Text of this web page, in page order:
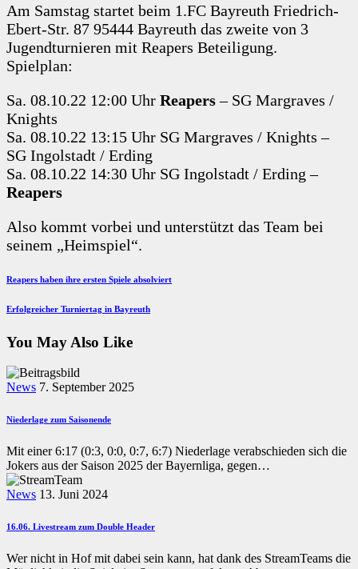
Am Samstag startet beim 1.FC Bayreuth Friedrich-
Ebert-Str. 87 95444 Bayreuth das zweite von 3
Jugendturnieren mit Reapers Beteiligung.
Spielplan:
Sa. 08.10.22 12:00 Uhr Reapers– SG Margraves /
Knights
Sa. 08.10.22 13:15 Uhr SG Margraves / Knights –
SG Ingolstadt / Erding
Sa. 08.10.22 14:30 Uhr SG Ingolstadt / Erding –
Reapers
Also kommt vorbei und unterstützt das Team bei
seinem „Heimspiel“.
Beitragsnavigation
Previous
Reapers haben ihre ersten Spiele absolviert
Next
Erfolgreicher Turniertag in Bayreuth
You May Also Like
News 7. September 2025
Niederlage zum Saisonende
Mit einer 6:17 (0:3, 0:0, 0:7, 6:7) Niederlage verabschieden sich die
Jokers aus der Saison 2025 der Bayernliga, gegen…
News 13. Juni 2024
16.06. Livestream zum Double Header
Wer nicht in Hof mit dabei sein kann, hat dank des StreamTeams die